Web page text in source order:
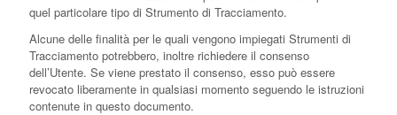
quel particolare tipo di Strumento di Tracciamento.
Alcune delle finalità per le quali vengono impiegati Strumenti di
Tracciamento potrebbero, inoltre richiedere il consenso
dell’Utente. Se viene prestato il consenso, esso può essere
revocato liberamente in qualsiasi momento seguendo le istruzioni
contenute in questo documento.